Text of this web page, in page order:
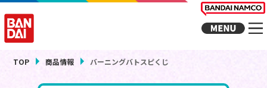
TOP 商品情報 バーニングバトスピくじ